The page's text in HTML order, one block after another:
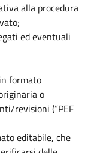
alla procedura
ed eventuali
formato
o
revisioni (“PEF
editabile, che